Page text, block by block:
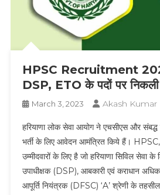
HPSC Recruitment
DSP, ETO के पदों पर निकली
March 3, 2023 Akash Kumar
हरियाणा लोक सेवा आयोग ने एचसीएस और
भर्ती के लिए आवेदन आमंत्रित किये हैं। HPSC,
उम्मीदवारों के लिए है जो हरियाणा सिविल सेवा
उपाधीक्षक (DSP), आबकारी एवं कराधान
आपूर्ति नियंत्रक (DFSC) ‘A’ श्रेणी के